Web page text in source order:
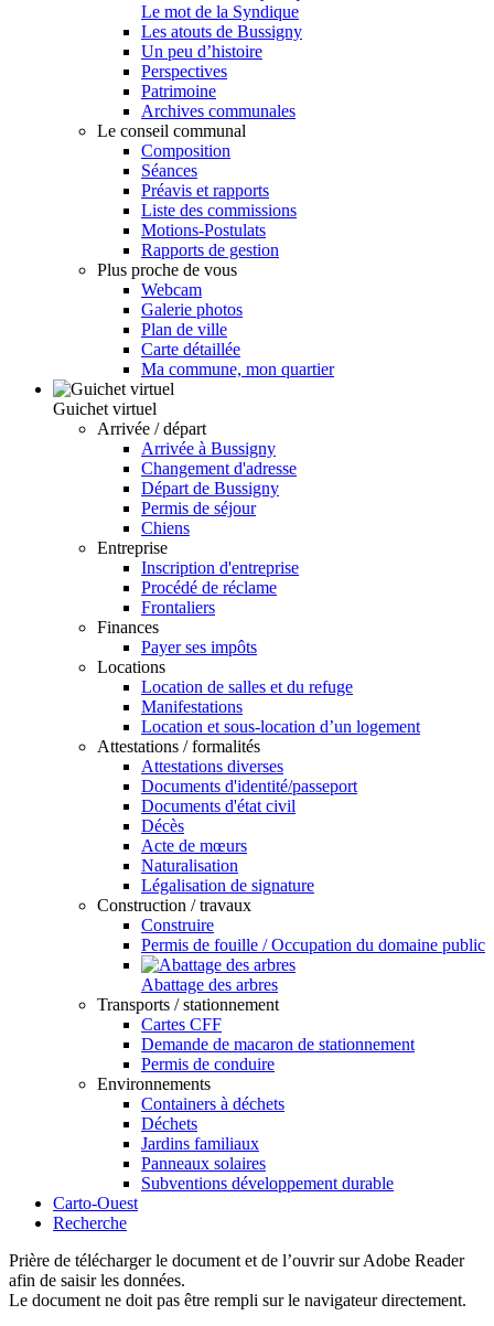
Le mot de la Syndique
Les atouts de Bussigny
Un peu d’histoire
Perspectives
Patrimoine
Archives communales
Le conseil communal
Composition
Séances
Préavis et rapports
Liste des commissions
Motions-Postulats
Rapports de gestion
Plus proche de vous
Webcam
Galerie photos
Plan de ville
Carte détaillée
Ma commune, mon quartier
Guichet virtuel
Arrivée / départ
Arrivée à Bussigny
Changement d'adresse
Départ de Bussigny
Permis de séjour
Chiens
Entreprise
Inscription d'entreprise
Procédé de réclame
Frontaliers
Finances
Payer ses impôts
Locations
Location de salles et du refuge
Manifestations
Location et sous-location d’un logement
Attestations / formalités
Attestations diverses
Documents d'identité/passeport
Documents d'état civil
Décès
Acte de mœurs
Naturalisation
Légalisation de signature
Construction / travaux
Construire
Permis de fouille / Occupation du domaine public
Abattage des arbres
Transports / stationnement
Cartes CFF
Demande de macaron de stationnement
Permis de conduire
Environnements
Containers à déchets
Déchets
Jardins familiaux
Panneaux solaires
Subventions développement durable
Carto-Ouest
Recherche
Prière de télécharger le document et de l’ouvrir sur Adobe Reader
afin de saisir les données.
Le document ne doit pas être rempli sur le navigateur directement.